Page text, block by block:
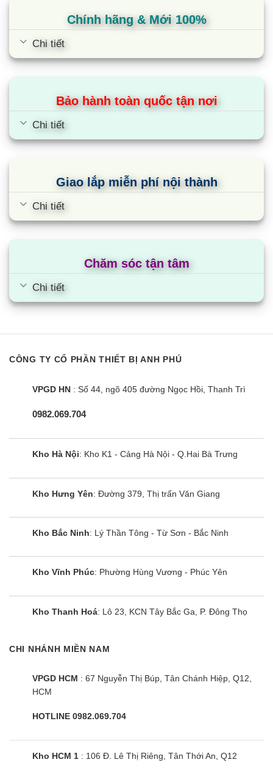
Chính hãng & Mới 100%
Chi tiết
Bảo hành toàn quốc tận nơi
Chi tiết
Giao lắp miễn phí nội thành
Chi tiết
Chăm sóc tận tâm
Chi tiết
CÔNG TY CỔ PHẦN THIẾT BỊ ANH PHÚ
VPGD HN : Số 44, ngõ 405 đường Ngọc Hồi, Thanh Trì
0982.069.704
Kho Hà Nội: Kho K1 - Cảng Hà Nội - Q.Hai Bà Trưng
Kho Hưng Yên: Đường 379, Thị trấn Văn Giang
Kho Bắc Ninh: Lý Thần Tông - Từ Sơn - Bắc Ninh
Kho Vĩnh Phúc: Phường Hùng Vương - Phúc Yên
Kho Thanh Hoá: Lô 23, KCN Tây Bắc Ga, P. Đông Thọ
CHI NHÁNH MIỀN NAM
VPGD HCM : 67 Nguyễn Thị Búp, Tân Chánh Hiệp, Q12,
HCM
HOTLINE 0982.069.704
Kho HCM 1 : 106 Đ. Lê Thị Riêng, Tân Thới An, Q12